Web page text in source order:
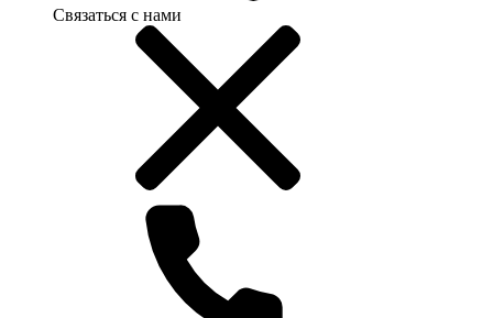
Связаться с нами